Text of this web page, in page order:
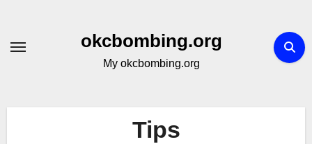
content
okcbombing.org
My okcbombing.org
Tips